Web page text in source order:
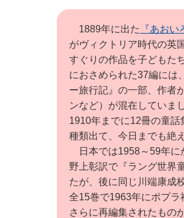
1889年に出た
『あお
がヴィクトリア時代の英
すぐりの作品を子どもた
におさめられた37編には
ー旅行記』の一部、作者
ンなど）が混在していま
1910年までに12冊の童
種類出て、今日までも絶
日本では1958～59年に
野上彰訳で『ラング世界
たが、後に同じ川端康成
全15巻で1963年にポプ
さらに再編集されたもの